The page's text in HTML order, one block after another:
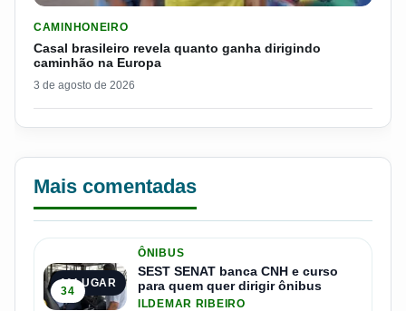
CAMINHONEIRO
Casal brasileiro revela quanto ganha dirigindo
caminhão na Europa
3 de agosto de 2026
Mais comentadas
1º LUGAR
34
ÔNIBUS
SEST SENAT banca CNH e curso
para quem quer dirigir ônibus
ILDEMAR RIBEIRO